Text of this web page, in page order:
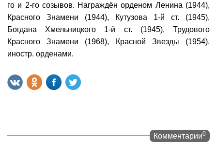
го и 2-го созывов. Награждён орденом Ленина (1944),
Красного Знамени (1944), Кутузова 1-й ст. (1945),
Богдана Хмельницкого 1-й ст. (1945), Трудового
Красного Знамени (1968), Красной Звезды (1954),
иностр. орденами.
Комментарии0